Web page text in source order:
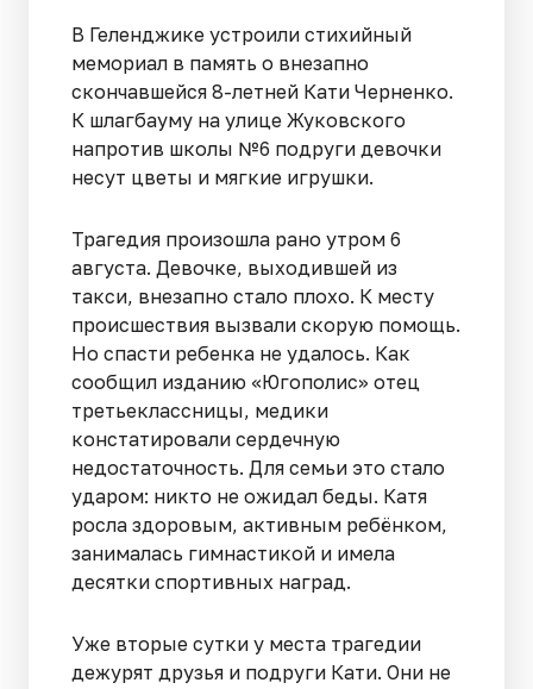
В Геленджике устроили стихийный
мемориал в память о внезапно
скончавшейся 8-летней Кати Черненко.
К шлагбауму на улице Жуковского
напротив школы №6 подруги девочки
несут цветы и мягкие игрушки.
Трагедия произошла рано утром 6
августа. Девочке, выходившей из
такси, внезапно стало плохо. К месту
происшествия вызвали скорую помощь.
Но спасти ребенка не удалось. Как
сообщил изданию «Югополис» отец
третьеклассницы, медики
констатировали сердечную
недостаточность. Для семьи это стало
ударом: никто не ожидал беды. Катя
росла здоровым, активным ребёнком,
занималась гимнастикой и имела
десятки спортивных наград.
Уже вторые сутки у места трагедии
дежурят друзья и подруги Кати. Они не